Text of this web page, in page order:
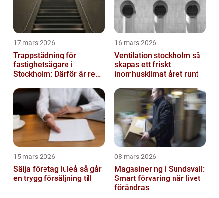
17 mars 2026
Trappstädning för
fastighetsägare i
Stockholm: Därför är rena
investering
16 mars 2026
Ventilation stockholm så
skapas ett friskt
inomhusklimat året runt
15 mars 2026
Sälja företag luleå så går
en trygg försäljning till
08 mars 2026
Magasinering i Sundsvall:
Smart förvaring när livet
förändras